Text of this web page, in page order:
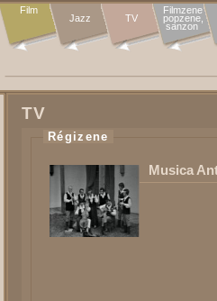
Film
Jazz TV
Filmzene
popzene,
sanzon
TV
Régizene
Musica